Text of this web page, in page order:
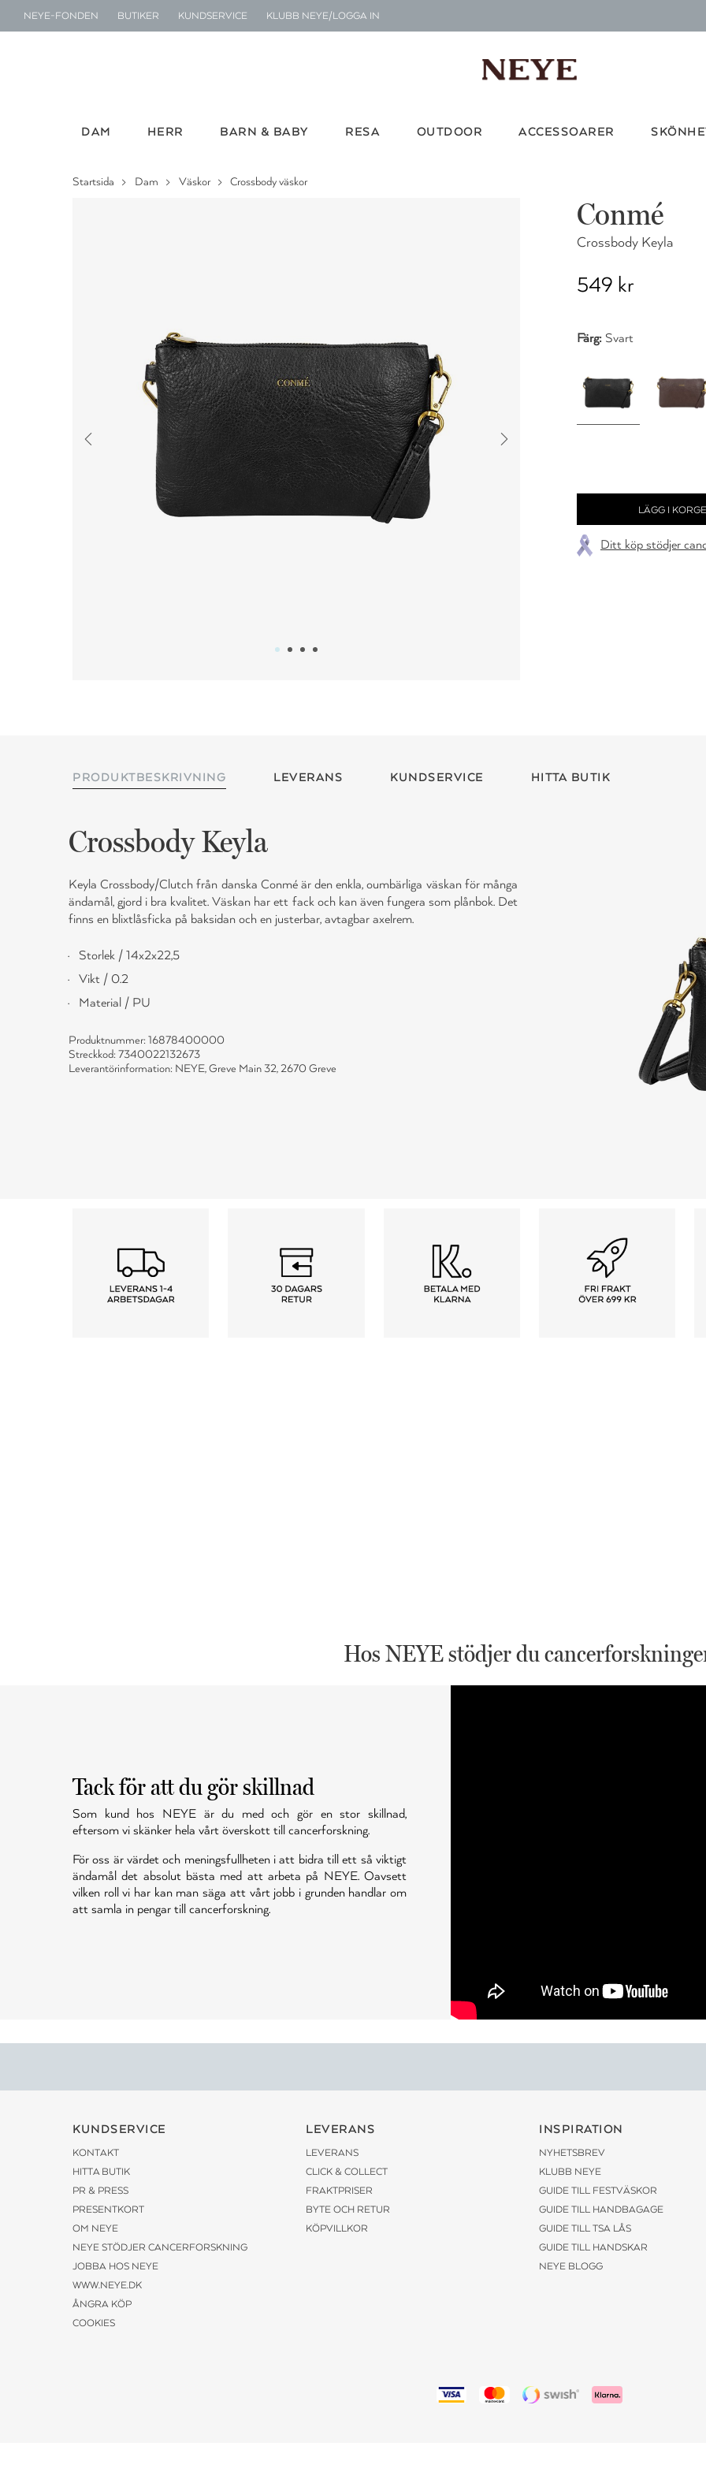
NEYE-FONDEN BUTIKER KUNDSERVICE KLUBB NEYE/LOGGA IN
DAM HERR BARN & BABY RESA OUTDOOR ACCESSOARER
Startsida Dam Väskor Crossbody väskor
Conmé
Crossbody Keyla
549 kr
Färg: Svart
Ditt köp stödjer
PRODUKTBESKRIVNING LEVERANS KUNDSERVICE HITTA BUTIK
Crossbody Keyla
Keyla Crossbody/Clutch från danska Conmé är den enkla, oumbärliga väskan för många
ändamål, gjord i bra kvalitet. Väskan har ett fack och kan även fungera som plånbok. Det
finns en blixtlåsficka på baksidan och en justerbar, avtagbar axelrem.
Storlek / 14x2x22,5
Vikt / 0.2
Material / PU
Produktnummer: 16878400000
Streckkod: 7340022132673
Leverantörinformation: NEYE, Greve Main 32, 2670 Greve
Hos NEYE stödjer du
Tack för att du gör skillnad
Som kund hos NEYE är du med och gör en stor skillnad,
eftersom vi skänker hela vårt överskott till cancerforskning.
För oss är värdet och meningsfullheten i att bidra till ett så viktigt
ändamål det absolut bästa med att arbeta på NEYE. Oavsett
vilken roll vi har kan man säga att vårt jobb i grunden handlar om
att samla in pengar till cancerforskning.
KUNDSERVICE
KONTAKT
HITTA BUTIK
PR & PRESS
PRESENTKORT
OM NEYE
NEYE STÖDJER CANCERFORSKNING
JOBBA HOS NEYE
WWW.NEYE.DK
ÅNGRA KÖP
COOKIES
LEVERANS
LEVERANS
CLICK & COLLECT
FRAKTPRISER
BYTE OCH RETUR
KÖPVILLKOR
INSPIRATION
NYHETSBREV
KLUBB NEYE
GUIDE TILL FESTVÄSKOR
GUIDE TILL HANDBAGAGE
GUIDE TILL TSA LÅS
GUIDE TILL HANDSKAR
NEYE BLOGG